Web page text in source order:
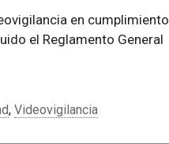
en cumplimiento
el Reglamento General
, Videovigilancia